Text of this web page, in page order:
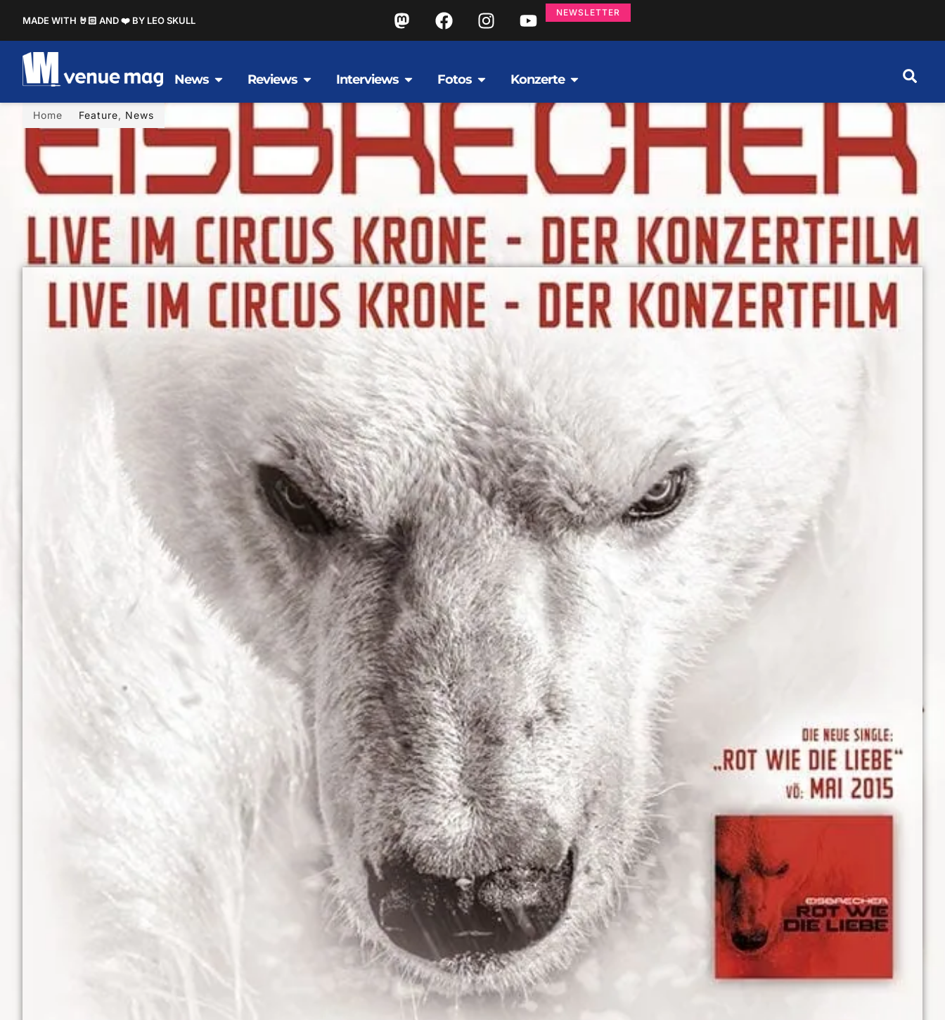
MADE WITH 🤘🏻 AND ❤️ BY LEO SKULL
NEWSLETTER
News Reviews Interviews Fotos Konzerte
Home Feature, News